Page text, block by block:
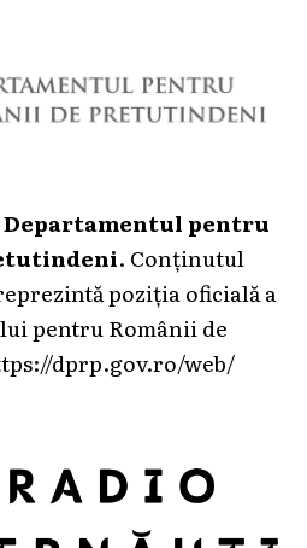
Departamentul pentru
. Conținutul
poziția oficială a
pentru Românii de
dprp.gov.ro/web/